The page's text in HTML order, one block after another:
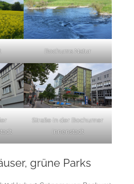
Bochums Natur
Straße in der Bochumer
Innenstadt
grüne Parks